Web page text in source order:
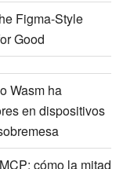
Figma-Style
Good
Wasm ha
en dispositivos
cómo la mitad